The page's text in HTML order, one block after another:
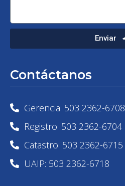
Contáctanos
Gerencia: 503 2362-6708
Registro: 503 2362-6704
Catastro: 503 2362-6715
UAIP: 503 2362-6718
Enviar